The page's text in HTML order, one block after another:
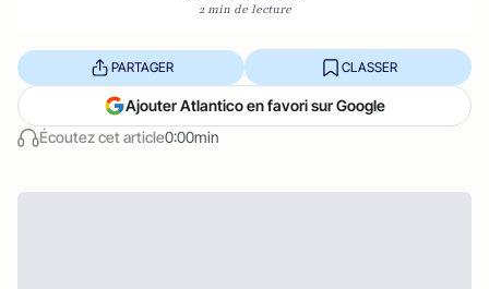
2 min de lecture
Écoutez cet article0:00min
PARTAGER CLASSER
Ajouter Atlantico en favori sur Google